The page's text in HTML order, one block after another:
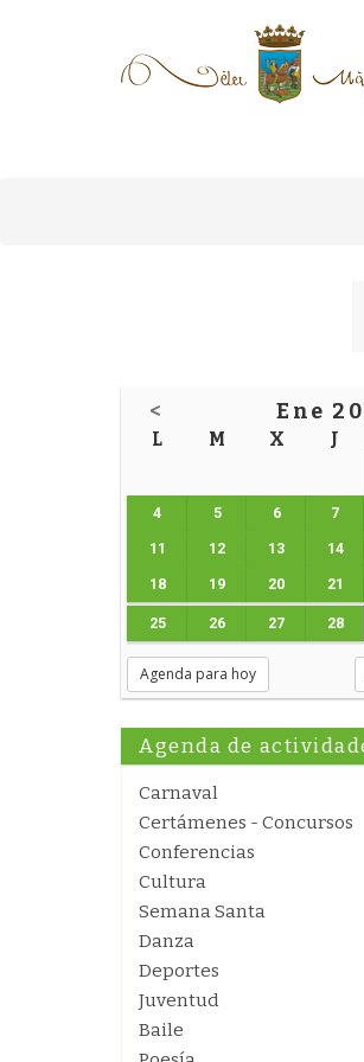
< Ene
L M X J
4 5 6 7
11 12 13 14
18 19 20 21
25 26 27 28
Agenda para hoy
Agenda de
Carnaval
Certámenes - Concursos
Conferencias
Cultura
Semana Santa
Danza
Deportes
Juventud
Baile